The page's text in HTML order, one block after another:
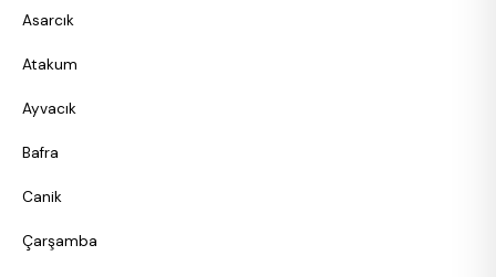
Asarcık
Atakum
Ayvacık
Bafra
Canik
Çarşamba